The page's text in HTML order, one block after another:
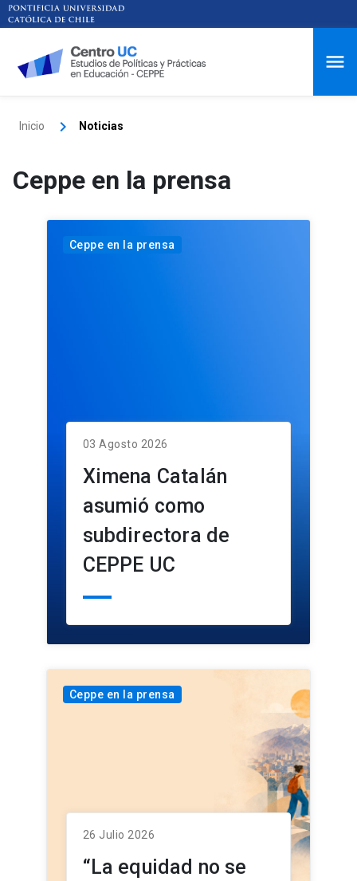
Inicio Noticias
Ceppe en la prensa
Ceppe en la prensa
03 Agosto 2026
Ximena Catalán
asumió como
subdirectora de
CEPPE UC
Ceppe en la prensa
26 Julio 2026
“La equidad no se